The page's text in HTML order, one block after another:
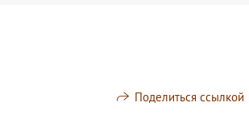
Поделиться ссылкой